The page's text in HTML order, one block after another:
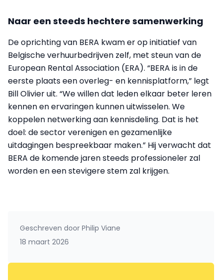
Naar een steeds hechtere samenwerking
De oprichting van BERA kwam er op initiatief van
Belgische verhuurbedrijven zelf, met steun van de
European Rental Association (ERA). “BERA is in de
eerste plaats een overleg- en kennisplatform,” legt
Bill Olivier uit. “We willen dat leden elkaar beter leren
kennen en ervaringen kunnen uitwisselen. We
koppelen netwerking aan kennisdeling. Dat is het
doel: de sector verenigen en gezamenlijke
uitdagingen bespreekbaar maken.” Hij verwacht dat
BERA de komende jaren steeds professioneler zal
worden en een stevigere stem zal krijgen.
Geschreven door Philip Viane
18 maart 2026